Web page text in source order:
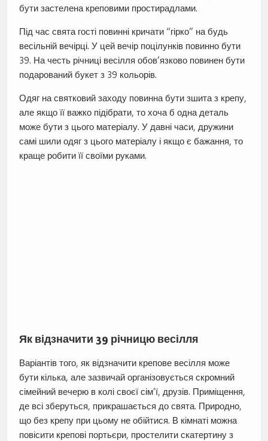
бути застелена креповими простирадлами.
Під час свята гості повинні кричати “гірко” на будь
весільній вечірці. У цей вечір поцілунків повинно бути
39. На честь річниці весілля обов’язково повинен бути
подарований букет з 39 кольорів.
Одяг на святковий заходу повинна бути зшита з крепу,
але якщо її важко підібрати, то хоча б одна деталь
може бути з цього матеріалу. У давні часи, дружини
самі шили одяг з цього матеріалу і якщо є бажання, то
краще робити її своїми руками.
Як відзначити 39 річницю весілля
Варіантів того, як відзначити крепове весілля може
бути кілька, але зазвичай організовується скромний
сімейний вечерю в колі своєї сім’ї, друзів. Приміщення,
де всі зберуться, прикрашається до свята. Природно,
що без крепу при цьому не обійтися. В кімнаті можна
повісити крепові портьєри, простелити скатертину з